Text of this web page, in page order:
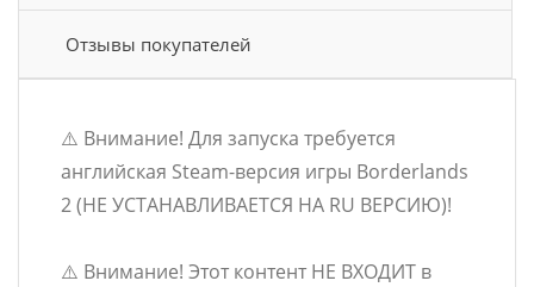
Отзывы покупателей
⚠️ Внимание! Для запуска требуется
английская Steam-версия игры Borderlands
2 (НЕ УСТАНАВЛИВАЕТСЯ НА RU ВЕРСИЮ)!
⚠️ Внимание! Этот контент НЕ ВХОДИТ в